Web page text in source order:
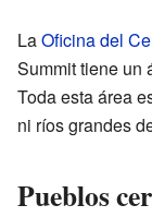
LaOficina del
Summit tiene un
Toda esta área
ni ríos grandes
Pueblos